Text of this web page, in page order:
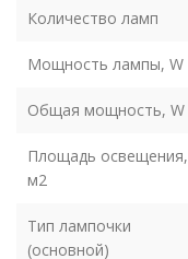
Количество ламп
Мощность лампы, W
Общая мощность, W
Площадь освещения,
м2
Тип лампочки
(основной)